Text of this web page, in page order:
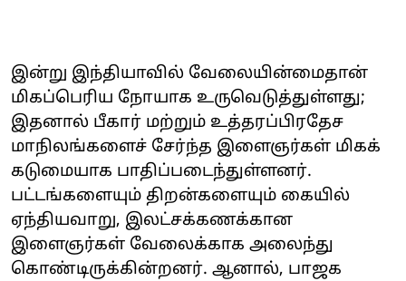
இன்று இந்தியாவில் வேலையின்மைதான்
மிகப்பெரிய நோயாக உருவெடுத்துள்ளது;
இதனால் பீகார் மற்றும் உத்தரப்பிரதேச
மாநிலங்களைச் சேர்ந்த இளைஞர்கள் மிகக்
கடுமையாக பாதிப்படைந்துள்ளனர்.
பட்டங்களையும் திறன்களையும் கையில்
ஏந்தியவாறு, இலட்சக்கணக்கான
இளைஞர்கள் வேலைக்காக அலைந்து
கொண்டிருக்கின்றனர். ஆனால், பாஜக